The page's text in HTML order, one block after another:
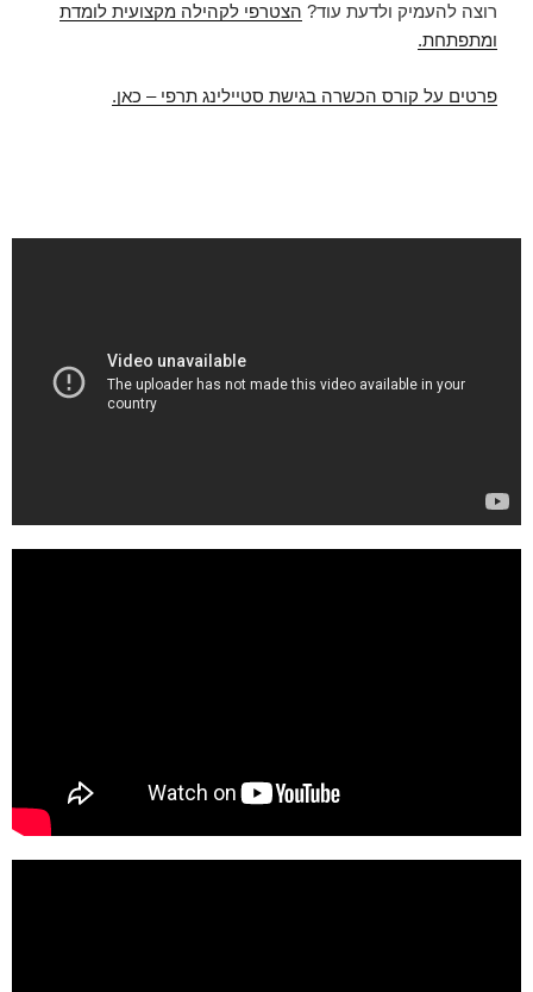
רוצה להעמיק ולדעת עוד? הצטרפי לקהילה מקצועית לומדת
ומתפתחת.
פרטים על קורס הכשרה בגישת סטיילינג תרפי – כאן.